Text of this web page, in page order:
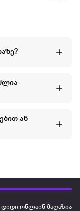
ან
ონლაინ მაღაზია